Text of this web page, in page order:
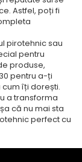
Astfel, poți fi
pirotehnic sau
pentru
produse,
pentru a-ți
îți dorești.
a transforma
că nu mai sta
perfect cu